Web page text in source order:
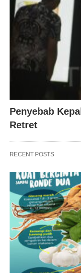
Penyebab
Retret
RECENT POSTS